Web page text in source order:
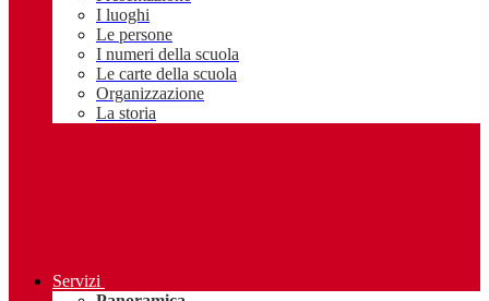
I luoghi
Le persone
I numeri della scuola
Le carte della scuola
Organizzazione
La storia
Servizi